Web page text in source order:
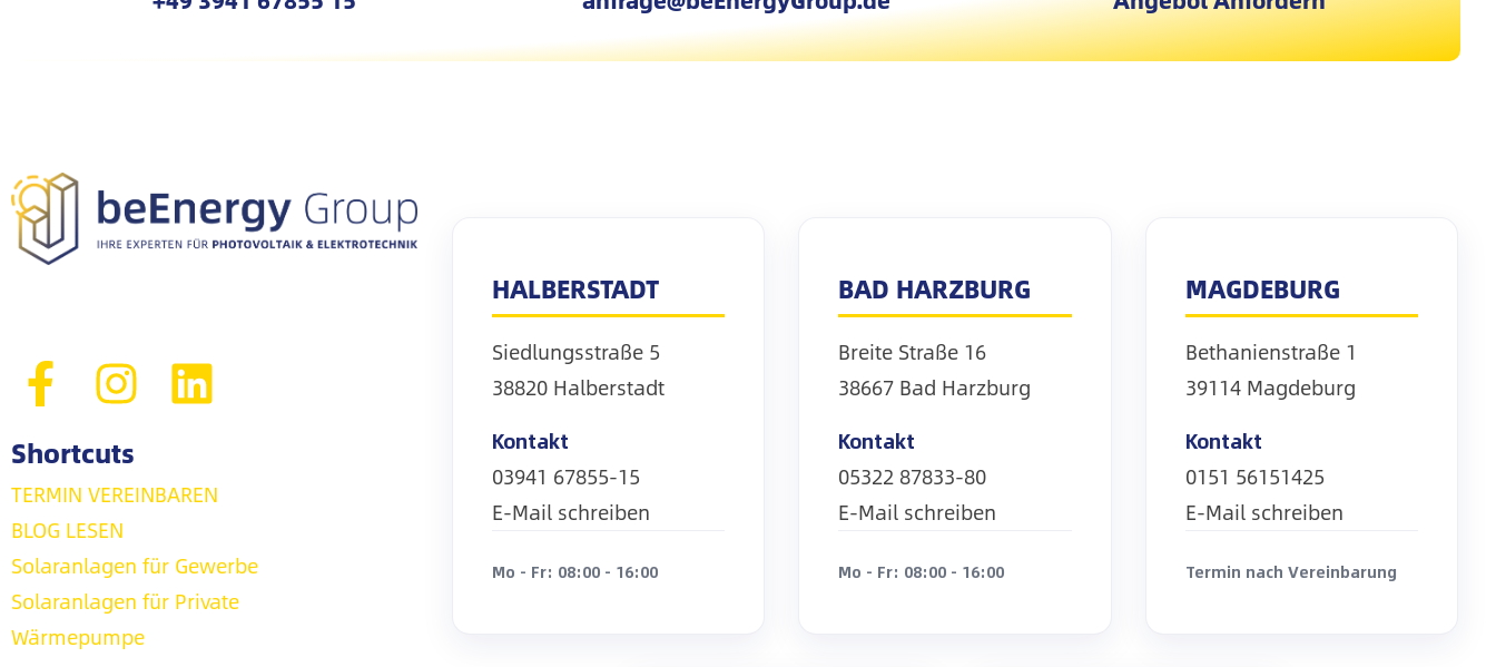
Shortcuts
TERMIN VEREINBAREN
BLOG LESEN
Solaranlagen für Gewerbe
Solaranlagen für Private
Wärmepumpe
HALBERSTADT
Siedlungsstraße 5
38820 Halberstadt
Kontakt
03941 67855-15
E-Mail schreiben
Mo - Fr: 08:00 - 16:00
BAD HARZBURG
Breite Straße 16
38667 Bad Harzburg
Kontakt
05322 87833-80
E-Mail schreiben
Mo - Fr: 08:00 - 16:00
MAGDEBURG
Bethanienstraße 1
39114 Magdeburg
Kontakt
0151 56151425
E-Mail schreiben
Termin nach Vereinbarung